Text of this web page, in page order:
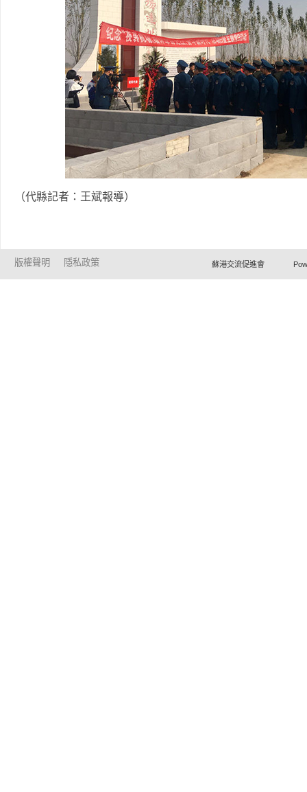
（代縣記者：王斌報導）
版權聲明 隱私政策 蘇港交流促進會